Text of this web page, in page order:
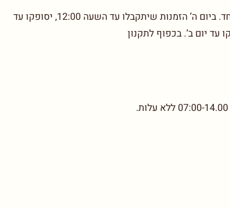
בימים א’-ד’ הזמנות שיתקבלו עד השעה 12:00, יסופקו עד יום עסקים אחד. ביום ה’ הזמנות שיתקבלו עד השעה 12:00, יסופקו עד